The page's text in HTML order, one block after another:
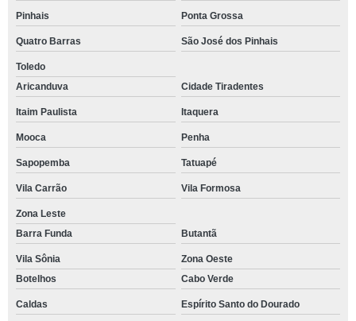
Pinhais Ponta Grossa
Quatro Barras São José dos Pinhais
Toledo
Aricanduva
Cidade Tiradentes
Itaim Paulista Itaquera
Mooca Penha
Sapopemba Tatuapé
Vila Carrão Vila Formosa
Zona Leste
Barra Funda
Butantã
Vila Sônia
Zona Oeste
Botelhos
Cabo Verde
Caldas Espírito Santo do Dourado